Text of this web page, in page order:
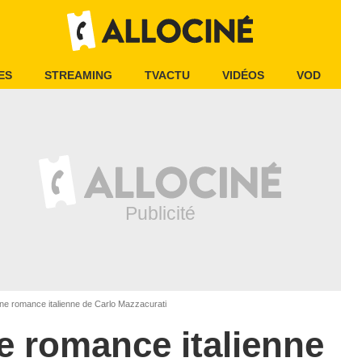
STREAMING TVACTU VIDÉOS VOD
romance italienne de Carlo Mazzacurati
romance italienne